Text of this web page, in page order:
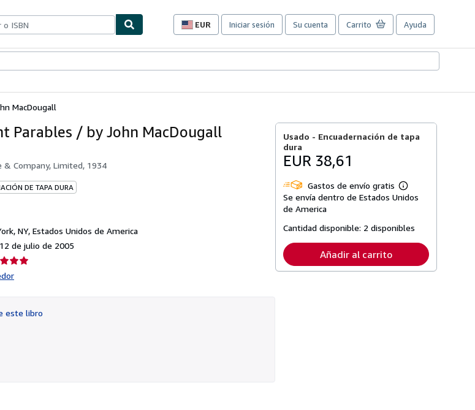
EUR
Preferencias
compra
sitio.
Iniciar sesión Su cuenta Carrito Ayuda
MacDougall
Parables / by John MacDougall
& Company, Limited, 1934
DE TAPA DURA
NY, Estados Unidos de America
de julio de 2005
este libro
Usado - Encuadernación de tapa
dura
EUR 38,61
Gastos de envío gratis
Más
información
tarifas
envío
Se envía dentro de Estados Unidos
de America
Cantidad disponible: 2 disponibles
Añadir al carrito